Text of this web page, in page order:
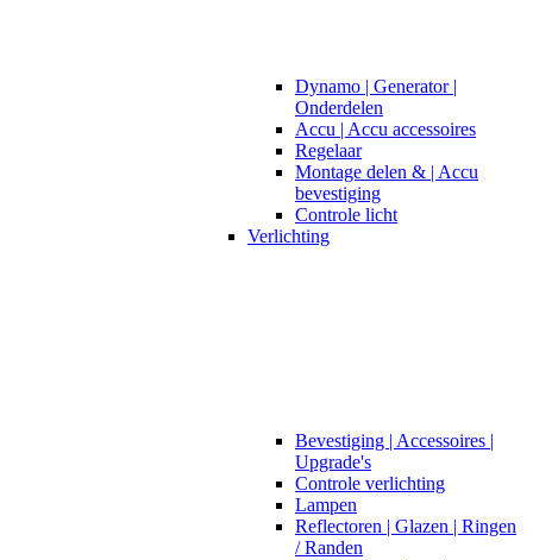
Dynamo | Generator |
Onderdelen
Accu | Accu accessoires
Regelaar
Montage delen & | Accu
bevestiging
Controle licht
Verlichting
Bevestiging | Accessoires |
Upgrade's
Controle verlichting
Lampen
Reflectoren | Glazen | Ringen
/ Randen